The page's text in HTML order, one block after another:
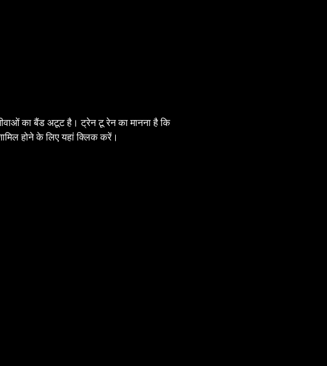
का बैंड अटूट है। ट्रेन टू रेन का मानना है कि
होने के लिए यहां क्लिक करें।